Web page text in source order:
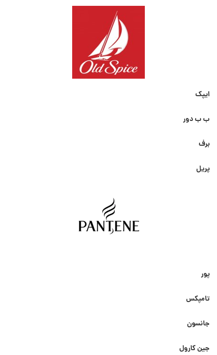
ایپک
ب ب دور
برف
پریل
پور
تامپکس
جانسون
جین کارول